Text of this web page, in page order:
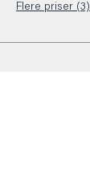
Flere priser (3)